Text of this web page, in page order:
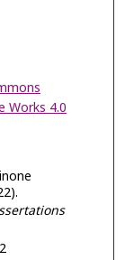
Works 4.0